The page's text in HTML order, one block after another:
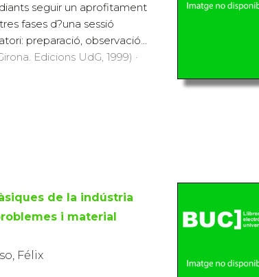
seguir un aprofitament
fases d?una sessió
preparació, observació...
Edicions UdG, 1999) ·
de la indústria
i material
Félix